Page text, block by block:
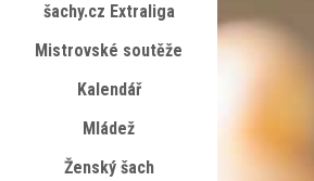
šachy.cz Extraliga
Mistrovské soutěže
Kalendář
Mládež
Ženský šach